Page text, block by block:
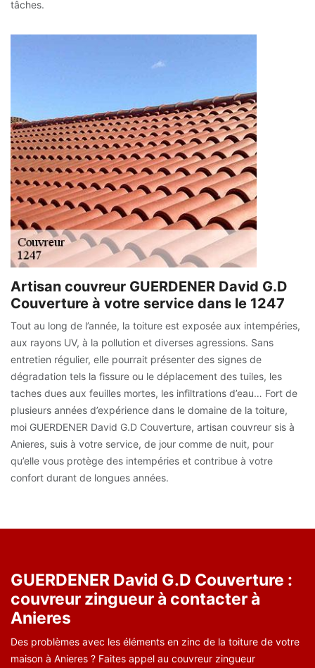
tâches.
Artisan couvreur GUERDENER David G.D
Couverture à votre service dans le 1247
Tout au long de l’année, la toiture est exposée aux intempéries,
aux rayons UV, à la pollution et diverses agressions. Sans
entretien régulier, elle pourrait présenter des signes de
dégradation tels la fissure ou le déplacement des tuiles, les
taches dues aux feuilles mortes, les infiltrations d’eau… Fort de
plusieurs années d’expérience dans le domaine de la toiture,
moi GUERDENER David G.D Couverture, artisan couvreur sis à
Anieres, suis à votre service, de jour comme de nuit, pour
qu’elle vous protège des intempéries et contribue à votre
confort durant de longues années.
GUERDENER David G.D Couverture :
couvreur zingueur à contacter à
Anieres
Des problèmes avec les éléments en zinc de la toiture de votre
maison à Anieres ? Faites appel au couvreur zingueur